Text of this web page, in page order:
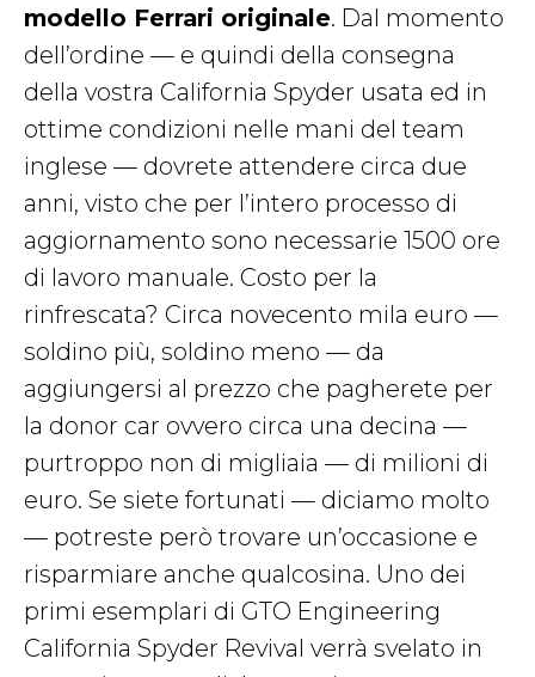
modello Ferrari originale. Dal momento
dell’ordine — e quindi della consegna
della vostra California Spyder usata ed in
ottime condizioni nelle mani del team
inglese — dovrete attendere circa due
anni, visto che per l’intero processo di
aggiornamento sono necessarie 1500 ore
di lavoro manuale. Costo per la
rinfrescata? Circa novecento mila euro —
soldino più, soldino meno — da
aggiungersi al prezzo che pagherete per
la donor car ovvero circa una decina —
purtroppo non di migliaia — di milioni di
euro. Se siete fortunati — diciamo molto
— potreste però trovare un’occasione e
risparmiare anche qualcosina. Uno dei
primi esemplari di GTO Engineering
California Spyder Revival verrà svelato in